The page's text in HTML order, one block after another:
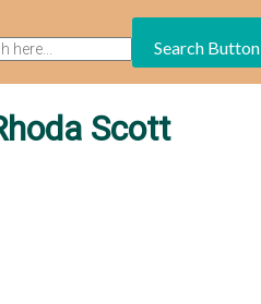
Search Button
Scott